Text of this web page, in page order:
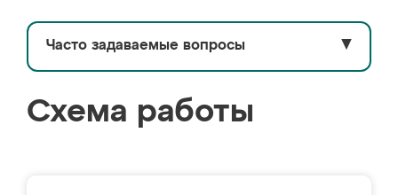
Часто задаваемые вопросы ▼
Схема работы